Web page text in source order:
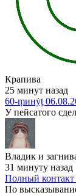
Крапива
25 минут назад
60-ṃинẏƫ
У пейсатого
Владик и
31 минуту назад
Полный контакт
По